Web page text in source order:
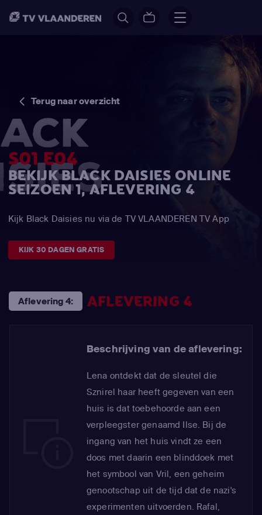
Terug naar overzicht
S01 E04
BEKIJK BLACK DAISIES ONLINE
SEIZOEN 1, AFLEVERING 4
Kijk Black Daisies nu via de TV VLAANDEREN TV App
KIJK 30 DAGEN GRATIS
Aflevering 4: AFLEVERING 4
Beschrijving van de aflevering:
Lena ontdekt dat de sleutel die
Sznirel haar heeft gegeven van een
huis is dat toebehoorde aan een
verpleegster genaamd Ilse. Bij de
ingang van het huis vindt ze een
doos met daarin een blinddoek met
het symbool van Vril, een geheim
genootschap uit de tijd dat de nazi's
experimenten uitvoerden. Rafal,